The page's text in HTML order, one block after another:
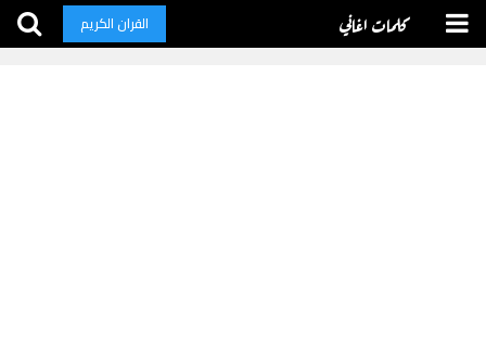
كلمات اغاني القران الكريم